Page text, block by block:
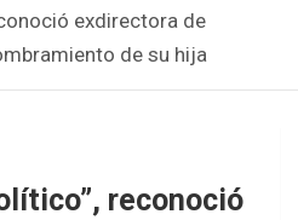
exdirectora de
de su hija
reconoció